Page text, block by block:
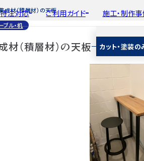
ら選ぶ Choose by Type and Purpose
種類から選ぶ
樹種一覧
用途などから選ぶ
特注対応
平面加工
製作工程とこだわり
ご利用ガイド
初めての方へ
ご注文から商品到着
お見積もり・
ご注文方
変更・キャンセル・返
納期・配送について
送料について
お支払いについて
施工・制作
施工・制作事例 Production Example
図面をお持ちの方へ
カット・塗装の
成材（積層材）の天板
ブル・机
材（積層材）の天板